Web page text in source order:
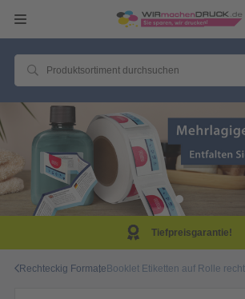
Tiefpreisgarantie!
Rechteckig FormateBooklet Etiketten auf Rolle